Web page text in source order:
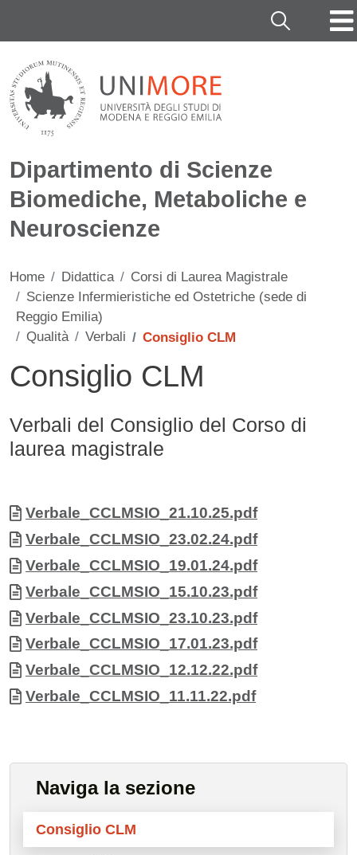
Cerca
Dipartimento di Scienze
Biomediche, Metaboliche e
Neuroscienze
Home Didattica
Corsi di Laurea Magistrale
Scienze Infermieristiche ed Ostetriche (sede di
Reggio Emilia)
Qualità
Verbali Consiglio CLM
Consiglio CLM
Contenuto
Verbali del Consiglio del Corso di
laurea magistrale
Allegati
Documento
Verbale_CCLMSIO_21.10.25.pdf
Documento
Verbale_CCLMSIO_23.02.24.pdf
Documento
Verbale_CCLMSIO_19.01.24.pdf
Documento
Verbale_CCLMSIO_15.10.23.pdf
Documento
Verbale_CCLMSIO_23.10.23.pdf
Documento
Verbale_CCLMSIO_17.01.23.pdf
Documento
Verbale_CCLMSIO_12.12.22.pdf
Documento
Verbale_CCLMSIO_11.11.22.pdf
Naviga la sezione
Consiglio CLM